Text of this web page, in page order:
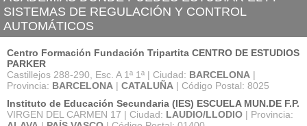
SISTEMAS DE REGULACIÓN Y CONTROL
AUTOMÁTICOS
Centro Formación Fundación Tripartita CENTRO DE ESTUDIOS
PARKER
Castillejos 288-290, Esc. A 1ª 1ª | Ciudad: BARCELONA |
Provincia: BARCELONA | CATALUÑA | Código Postal: 8025
Instituto de Educación Secundaria (IES) ESCUELA MUN.DE F.P.
VIRGEN DEL CARMEN 17 | Ciudad: LAUDIO/LLODIO | Provincia: